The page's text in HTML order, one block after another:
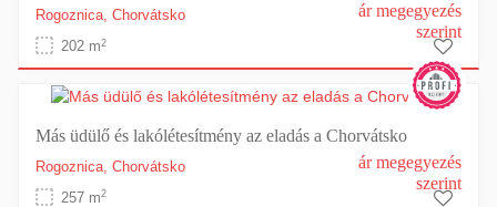
Rogoznica, Chorvátsko
202 m2
ár megegyezés
szerint
Más üdülő és lakólétesítmény az eladás a Chorvátsko
Rogoznica, Chorvátsko
257 m2
ár megegyezés
szerint